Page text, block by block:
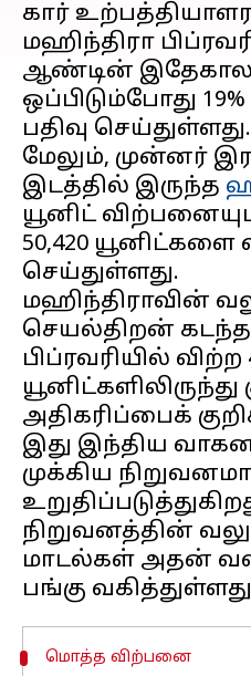
கார்
மஹிந்திரா
ஆண்டின்
ஒப்பிடும்போது
பதிவு செய்துள்ளது.
மேலும், முன்னர்
இடத்தில் இருந்த
யூனிட்
50,420
செய்துள்ளது.
மஹிந்திராவின்
செயல்திறன்
பிப்ரவரியில் விற்ற
யூனிட்களிலிருந்து
அதிகரிப்பைக்
இது இந்திய
முக்கிய
நிறுவனத்தின்
மாடல்கள் அதன்
மொத்த விற்பனை